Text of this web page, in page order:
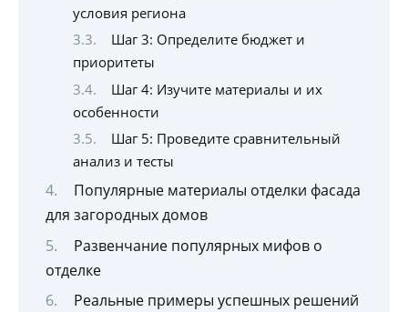
условия региона
Шаг 3: Определите бюджет и
приоритеты
Шаг 4: Изучите материалы и их
особенности
Шаг 5: Проведите сравнительный
анализ и тесты
Популярные материалы отделки фасада
для загородных домов
Развенчание популярных мифов о
отделке
Реальные примеры успешных решений